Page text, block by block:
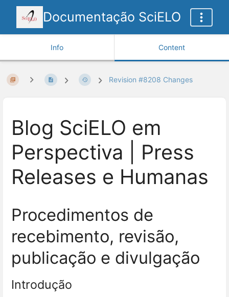
Documentação SciELO
Info Content
Revision #8208 Changes
Blog SciELO em
Perspectiva | Press
Releases e Humanas
Procedimentos de
recebimento, revisão,
publicação e divulgação
Introdução